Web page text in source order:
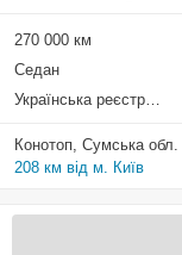
270 000 км
Седан
Українська реєстрація
Конотоп, Сумська обл.
208 км від м. Київ